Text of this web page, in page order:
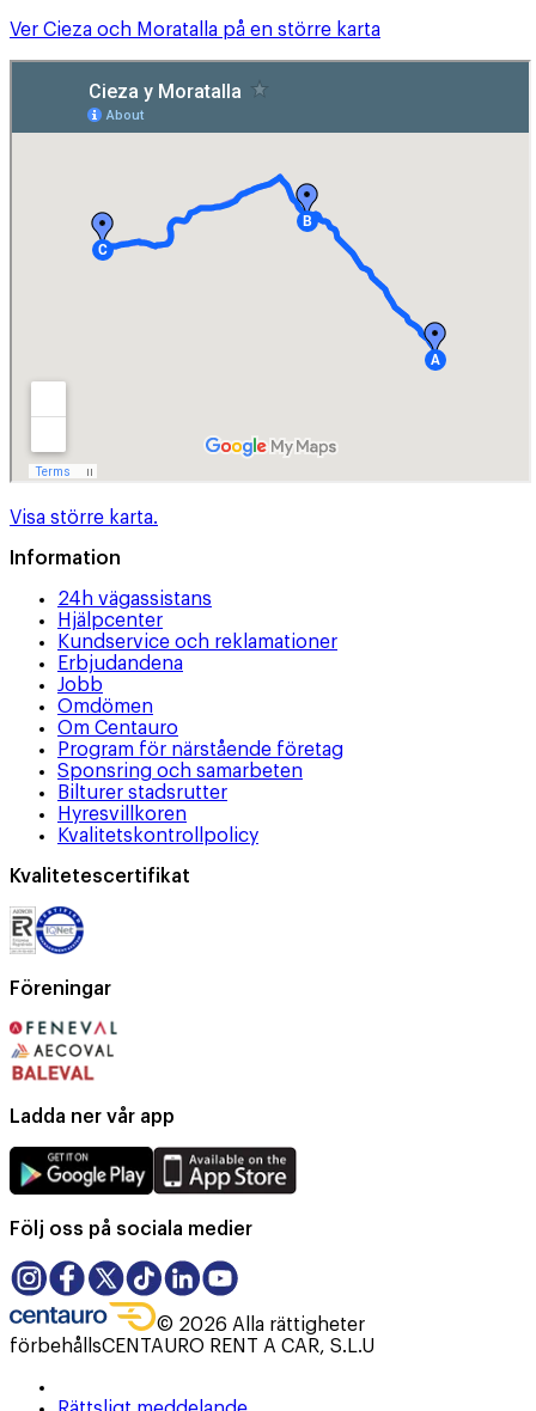
Ver Cieza och Moratalla på en större karta
Visa större karta.
Information
24h vägassistans
Hjälpcenter
Kundservice och reklamationer
Erbjudandena
Jobb
Omdömen
Om Centauro
Program för närstående företag
Sponsring och samarbeten
Bilturer stadsrutter
Hyresvillkoren
Kvalitetskontrollpolicy
Kvalitetescertifikat
Föreningar
Ladda ner vår app
Följ oss på sociala medier
© 2026 Alla rättigheter
förbehållsCENTAURO RENT A CAR, S.L.U